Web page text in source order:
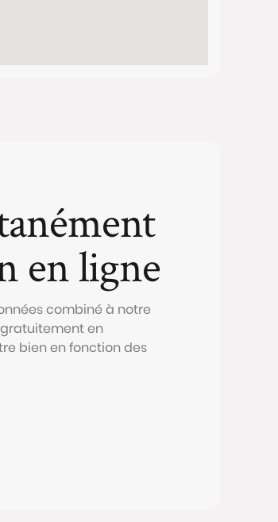
en ligne
combiné à notre
en
bien en fonction des